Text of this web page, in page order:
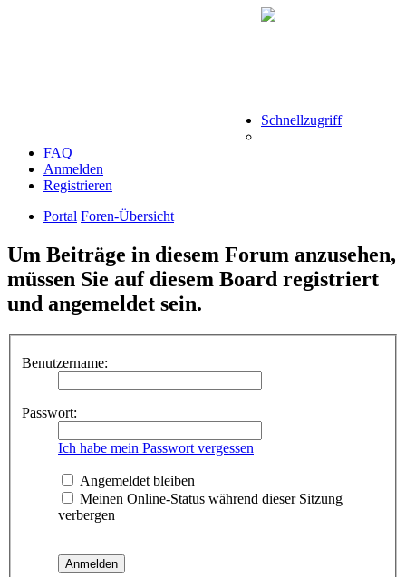
Schnellzugriff
FAQ
Anmelden
Registrieren
Portal Foren-Übersicht
Um Beiträge in diesem Forum anzusehen,
müssen Sie auf diesem Board registriert
und angemeldet sein.
Benutzername:
Passwort:
Ich habe mein Passwort vergessen
Angemeldet bleiben
Meinen Online-Status während dieser Sitzung
verbergen